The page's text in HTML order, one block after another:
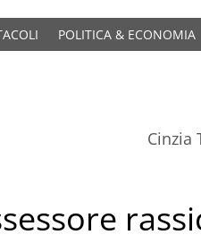
POLITICA & ECONOMIA
Cinzia